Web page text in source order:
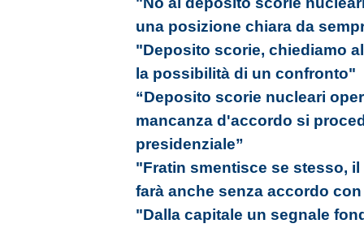
una posizione chiara da
"Deposito scorie, chiediamo
la possibilità di un confronto"
“Deposito scorie nucleari
mancanza d'accordo si
presidenziale”
"Fratin smentisce se stesso,
farà anche senza accordo
"Dalla capitale un segnale